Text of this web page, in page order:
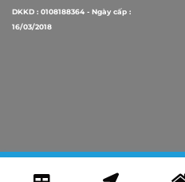
DKKD : 0108188364 - Ngày cấp :
16/03/2018